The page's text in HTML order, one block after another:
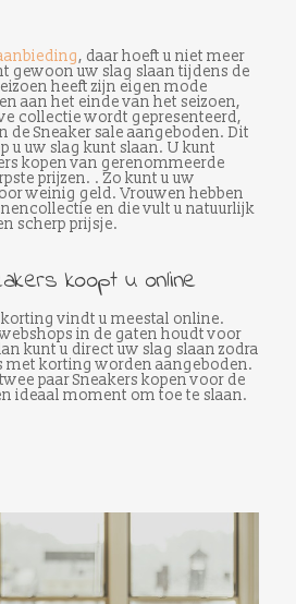
, daar hoeft u niet meer
gewoon uw slag slaan tijdens de
heeft zijn eigen mode
aan het einde van het seizoen,
collectie wordt gepresenteerd,
de Sneaker sale aangeboden. Dit
u uw slag kunt slaan. U kunt
kopen van gerenommeerde
prijzen. . Zo kunt u uw
weinig geld. Vrouwen hebben
en die vult u natuurlijk
scherp prijsje.
koopt u online
korting vindt u meestal online.
in de gaten houdt voor
kunt u direct uw slag slaan zodra
met korting worden aangeboden.
paar Sneakers kopen voor de
ideaal moment om toe te slaan.